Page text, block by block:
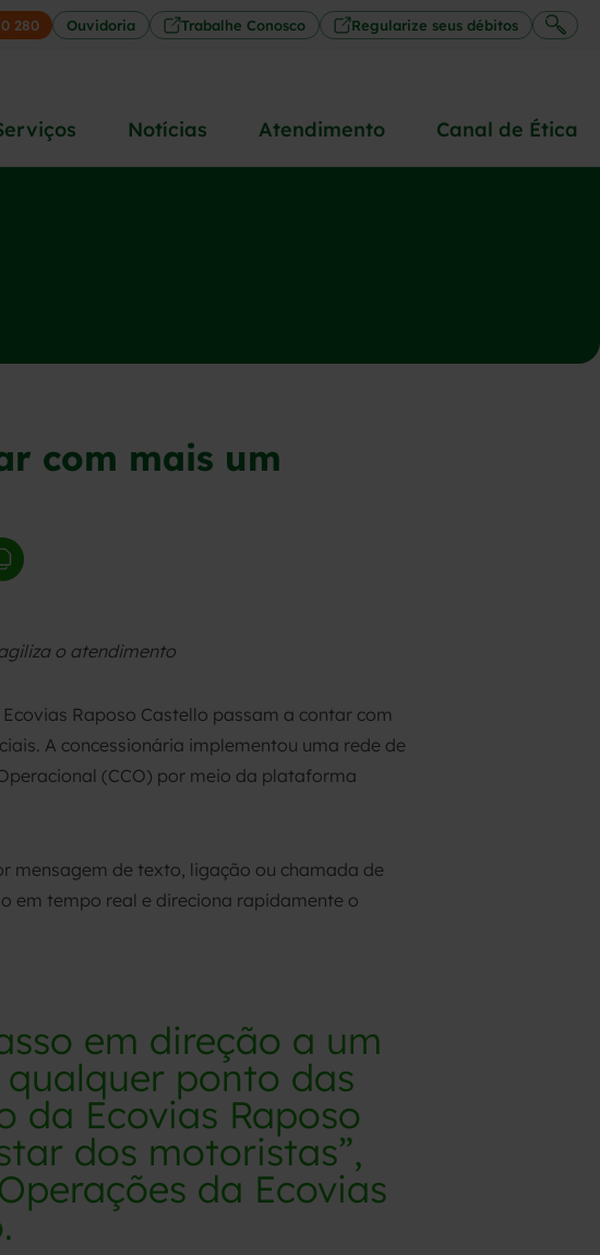
280 Ouvidoria Trabalhe Conosco Regularize seus débitos
Notícias Atendimento Canal de Ética
com mais um
o atendimento
Raposo Castello passam a contar com
A concessionária implementou uma rede de
(CCO) por meio da plataforma
mensagem de texto, ligação ou chamada de
em tempo real e direciona rapidamente o
em direção a um
ponto das
da Ecovias Raposo
dos motoristas”,
da Ecovias